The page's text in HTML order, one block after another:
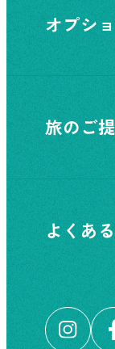
オプシ
旅のご
よくあ